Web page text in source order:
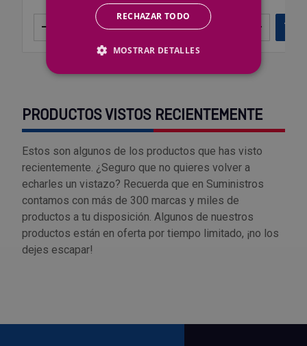
– Añadir +
PRODUCTOS VISTOS RECIENTEMENTE
Estos son algunos de los productos que has visto
recientemente. ¿Seguro que no quieres volver a
echarles un vistazo? Recuerda que en Suministros
contamos con más de 300 marcas y miles de
productos a tu disposición. Algunos de nuestros
productos están en oferta por tiempo limitado, ¡no los
dejes escapar!
RECHAZAR TODO
MOSTRAR DETALLES